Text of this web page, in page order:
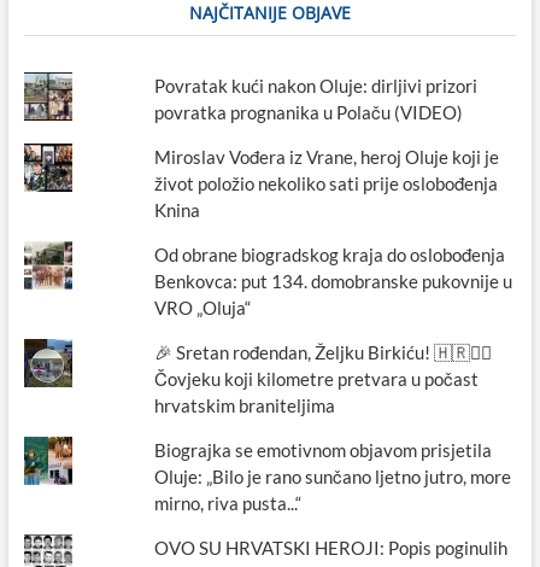
NAJČITANIJE OBJAVE
Povratak kući nakon Oluje: dirljivi prizori
povratka prognanika u Polaču (VIDEO)
Miroslav Vođera iz Vrane, heroj Oluje koji je
život položio nekoliko sati prije oslobođenja
Knina
Od obrane biogradskog kraja do oslobođenja
Benkovca: put 134. domobranske pukovnije u
VRO „Oluja“
🎉 Sretan rođendan, Željku Birkiću! 🇭🇷🏃‍♂️
Čovjeku koji kilometre pretvara u počast
hrvatskim braniteljima
Biograjka se emotivnom objavom prisjetila
Oluje: „Bilo je rano sunčano ljetno jutro, more
mirno, riva pusta...“
OVO SU HRVATSKI HEROJI: Popis poginulih